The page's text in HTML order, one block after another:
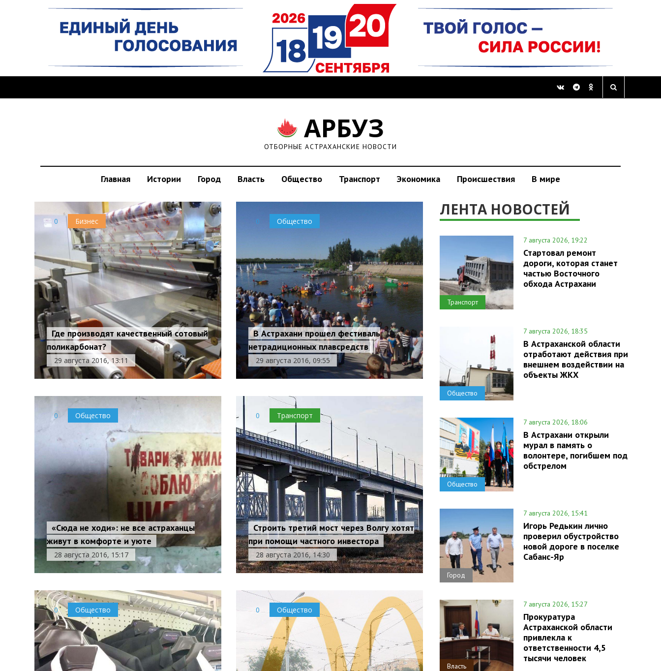
АРБУЗ
ОТБОРНЫЕ АСТРАХАНСКИЕ НОВОСТИ
Главная Истории Город Власть Общество Транспорт Экономика Происшествия В мире
0 Бизнес
Где производят качественный сотовый
поликарбонат?
29 августа 2016, 13:11
0 Общество
В Астрахани прошел фестиваль
нетрадиционных плавсредств
29 августа 2016, 09:55
0 Общество
«Сюда не ходи»: не все астраханцы
живут в комфорте и уюте
28 августа 2016, 15:17
0 Транспорт
Строить третий мост через Волгу хотят
при помощи частного инвестора
28 августа 2016, 14:30
0 Общество 0 Общество
ЛЕНТА НОВОСТЕЙ
Транспорт
7 августа 2026, 19:22
Стартовал ремонт
дороги, которая станет
частью Восточного
обхода Астрахани
Общество
7 августа 2026, 18:35
В Астраханской области
отработают действия при
внешнем воздействии на
объекты ЖКХ
Общество
7 августа 2026, 18:06
В Астрахани открыли
мурал в память о
волонтере, погибшем под
обстрелом
Город
7 августа 2026, 15:41
Игорь Редькин лично
проверил обустройство
новой дороге в поселке
Сабанс-Яр
Власть
7 августа 2026, 15:27
Прокуратура
Астраханской области
привлекла к
ответственности 4,5
тысячи человек